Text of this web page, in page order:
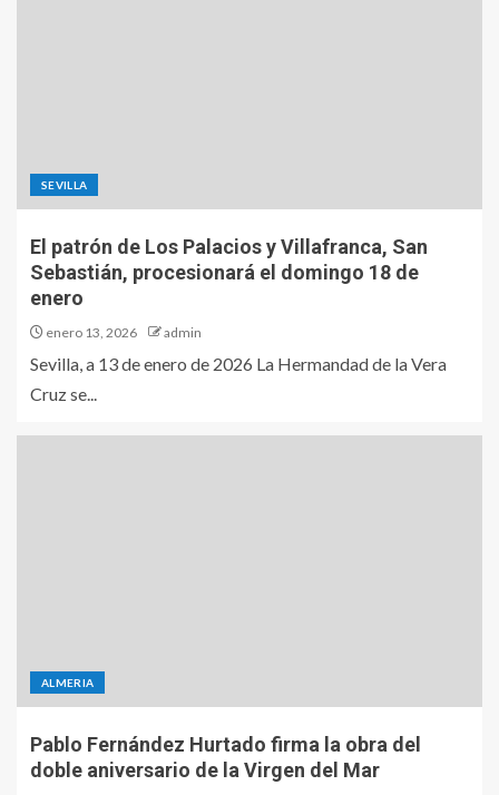
SEVILLA
El patrón de Los Palacios y Villafranca, San
Sebastián, procesionará el domingo 18 de
enero
enero 13, 2026 admin
Sevilla, a 13 de enero de 2026 La Hermandad de la Vera
Cruz se...
ALMERIA
Pablo Fernández Hurtado firma la obra del
doble aniversario de la Virgen del Mar